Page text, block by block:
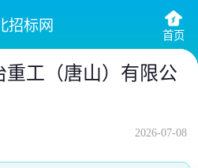
招标网
首页
重工（唐山）有限公
2026-07-08